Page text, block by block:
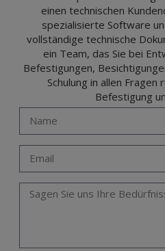
einen technischen
spezialisierte Software
vollständige technische
ein Team, das Sie bei
Befestigungen,
Schulung in allen
Befestigung